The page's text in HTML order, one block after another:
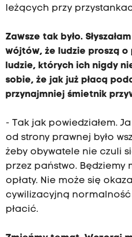
leżących przy
Zawsze tak było.
wójtów, że ludzie proszą o
ludzie, których ich nigdy
sobie, że jak już płacą
przynajmniej śmietnik
- Tak jak powiedziałem.
od strony prawnej było
żeby obywatele nie czuli
przez państwo. Będziemy
opłaty. Nie może się
cywilizacyjną
płacić.